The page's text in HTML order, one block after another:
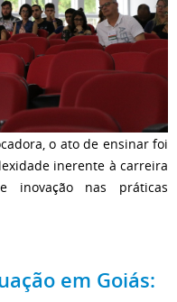
o ato de ensinar foi
inerente à carreira
inovação nas práticas
em Goiás: